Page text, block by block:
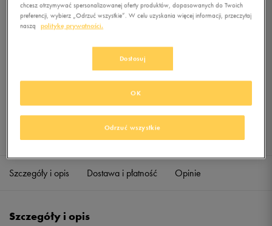
+ 100 PKT WKLUBIE 50 STYLE
Jeśli artykuł będzie ponownie dostępny, otrzymasz od nas powiadomienie.
Wybierz rozmiar
BR Powiadom o dostępności
5 Powiadom o dostępności
Szczegóły i opis Dostawa i płatność Opinie
Szczegóły i opis
chcesz otrzymywać spersonalizowanej oferty produktów, dopasowanych do Twoich
preferencji, wybierz „Odrzuć wszystkie”. W celu uzyskania więcej informacji, przeczytaj
naszą politykę prywatności.
Dostosuj
Odrzuć wszystkie
OK